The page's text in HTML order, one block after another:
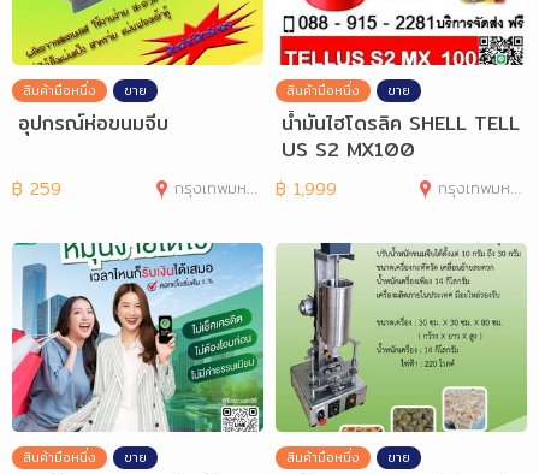
สินค้ามือหนึ่ง ขาย
อุปกรณ์ห่อขนมจีบ
฿ 259 กรุงเทพมหานคร
สินค้ามือหนึ่ง ขาย
น้ำมันไฮโดรลิค SHELL TELL
US S2 MX100
฿ 1,999 กรุงเทพมหานคร
สินค้ามือหนึ่ง ขาย สินค้ามือหนึ่ง ขาย